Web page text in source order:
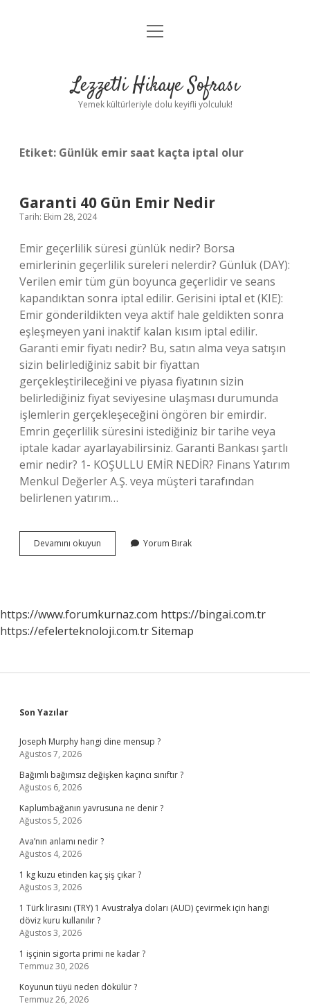
Anasayfa
Yasal Uyarı
menüyü
Lezzetli Hikaye Sofrası
Yemek kültürleriyle dolu keyifli yolculuk!
Etiket: Günlük emir saat kaçta iptal olur
Garanti 40 Gün Emir Nedir
Tarih: Ekim 28, 2024
Emir geçerlilik süresi günlük nedir? Borsa
emirlerinin geçerlilik süreleri nelerdir? Günlük (DAY):
Verilen emir tüm gün boyunca geçerlidir ve seans
kapandıktan sonra iptal edilir. Gerisini iptal et (KIE):
Emir gönderildikten veya aktif hale geldikten sonra
eşleşmeyen yani inaktif kalan kısım iptal edilir.
Garanti emir fiyatı nedir? Bu, satın alma veya satışın
sizin belirlediğiniz sabit bir fiyattan
gerçekleştirileceğini ve piyasa fiyatının sizin
belirlediğiniz fiyat seviyesine ulaşması durumunda
işlemlerin gerçekleşeceğini öngören bir emirdir.
Emrin geçerlilik süresini istediğiniz bir tarihe veya
iptale kadar ayarlayabilirsiniz. Garanti Bankası şartlı
emir nedir? 1- KOŞULLU EMİR NEDİR? Finans Yatırım
Menkul Değerler A.Ş. veya müşteri tarafından
belirlenen yatırım…
Devamını okuyun
40
Yorum Bırak
https://www.forumkurnaz.com https://bingai.com.tr
https://efelerteknoloji.com.trSitemap
Sidebar
Son Yazılar
Joseph Murphy hangi dine mensup ?
Ağustos 7, 2026
Bağımlı bağımsız değişken kaçıncı sınıftır ?
Ağustos 6, 2026
Kaplumbağanın yavrusuna ne denir ?
Ağustos 5, 2026
Ava’nın anlamı nedir ?
Ağustos 4, 2026
1 kg kuzu etinden kaç şiş çıkar ?
Ağustos 3, 2026
1 Türk lirasını (TRY) 1 Avustralya doları (AUD) çevirmek için hangi
döviz kuru kullanılır ?
Ağustos 3, 2026
1 işçinin sigorta primi ne kadar ?
Temmuz 30, 2026
Koyunun tüyü neden dökülür ?
Temmuz 26, 2026